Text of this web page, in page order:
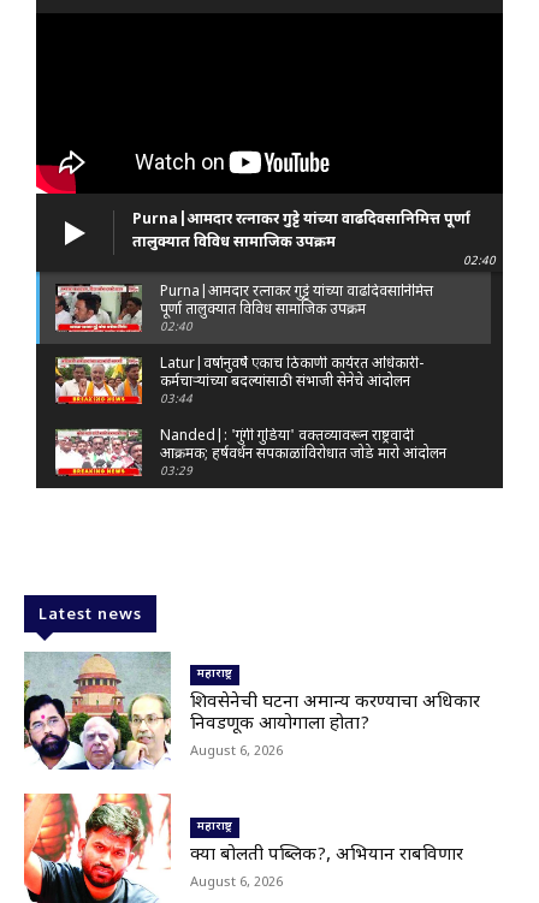
Purna|आमदार रत्नाकर गुट्टे यांच्या वाढदिवसानिमित्त पूर्णा
तालुक्यात विविध सामाजिक उपक्रम
02:40
Purna|आमदार रत्नाकर गुट्टे यांच्या वाढदिवसानिमित्त
पूर्णा तालुक्यात विविध सामाजिक उपक्रम
02:40
Latur|वर्षानुवर्षे एकाच ठिकाणी कार्यरत अधिकारी-
कर्मचाऱ्यांच्या बदल्यांसाठी संभाजी सेनेचे आंदोलन
03:44
Nanded|: 'गुंगी गुडिया' वक्तव्यावरून राष्ट्रवादी
आक्रमक; हर्षवर्धन सपकाळांविरोधात जोडे मारो आंदोलन
03:29
Latur|नांदेड–बिदर महामार्गावरील सिमेंट रस्त्याला मोठ्या
भेगा; अपघाताचा धोका
00:59
Latur|शिवराज पाटील चाकूरकर यांच्या भव्य स्मारकाची
तयारी; चार दिवसांत मोठा निर्णय!
03:22
Nanded|धर्मेंद्र प्रधानांच्या राजीनाम्यावर राकेश टिकैतांचे
मोठे वक्तव्य..
01:30
Latur|खरीप हंगामावर एल निनोचं सावट; शेतकऱ्यांची
नजर आकाशाकडे
Latest news
महाराष्ट्र
शिवसेनेची घटना अमान्य करण्याचा अधिकार
निवडणूक आयोगाला होता?
August 6, 2026
महाराष्ट्र
क्या बोलती पब्लिक?, अभियान राबविणार
August 6, 2026